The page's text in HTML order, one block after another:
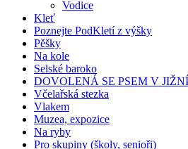
Vodice
Kleť
Poznejte PodKletí z výšky
Pěšky
Na kole
Selské baroko
DOVOLENÁ SE PSEM V
Včelařská stezka
Vlakem
Muzea, expozice
Na ryby
Pro skupiny (školy, senioři)